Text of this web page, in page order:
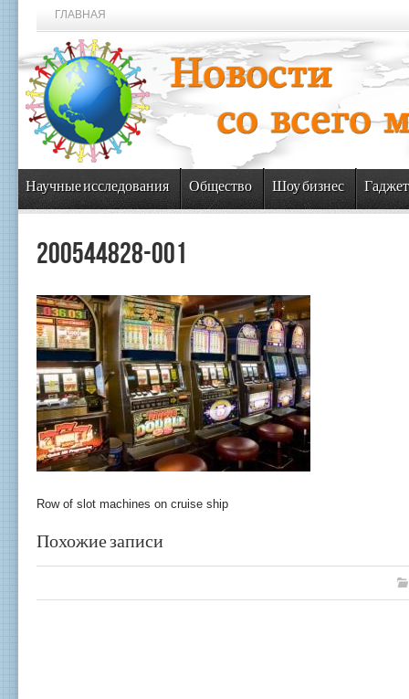
ГЛАВНАЯ
Научные исследования Общество Шоу бизнес
200544828-001
Row of slot machines on cruise ship
Похожие записи